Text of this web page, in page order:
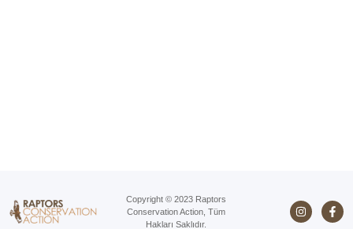
Copyright © 2023 Raptors
Conservation Action, Tüm
Hakları Saklıdır.